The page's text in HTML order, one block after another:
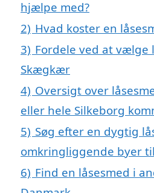
hjælpe med?
2) Hvad koster en
3) Fordele ved at vælge
Skægkær
4) Oversigt over
eller hele Silkeborg
5) Søg efter en dygtig
omkringliggende byer
6) Find en låsesmed i